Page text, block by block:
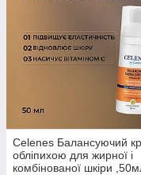
Celenes Балансуючий
обліпихою для жирної і
комбінованої шкіри